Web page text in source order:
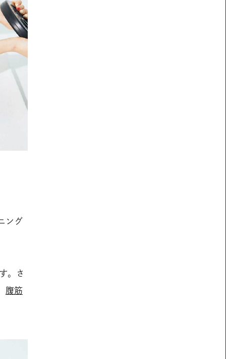
ング
。さ
腹筋